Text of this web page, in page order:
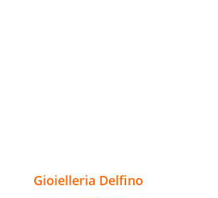
Gioielleria Delfino